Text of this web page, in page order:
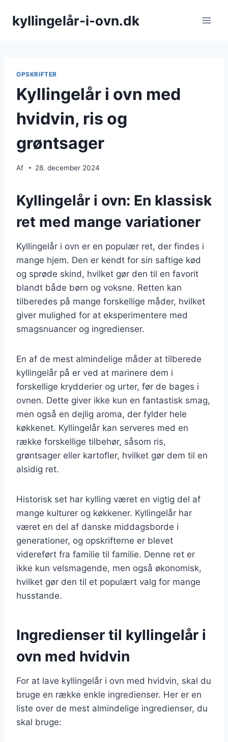
kyllingelår-i-ovn.dk
OPSKRIFTER
Kyllingelår i ovn med
hvidvin, ris og
grøntsager
Af 28. december 2024
Kyllingelår i ovn: En klassisk
ret med mange variationer
Kyllingelår i ovn er en populær ret, der findes i
mange hjem. Den er kendt for sin saftige kød
og sprøde skind, hvilket gør den til en favorit
blandt både børn og voksne. Retten kan
tilberedes på mange forskellige måder, hvilket
giver mulighed for at eksperimentere med
smagsnuancer og ingredienser.
En af de mest almindelige måder at tilberede
kyllingelår på er ved at marinere dem i
forskellige krydderier og urter, før de bages i
ovnen. Dette giver ikke kun en fantastisk smag,
men også en dejlig aroma, der fylder hele
køkkenet. Kyllingelår kan serveres med en
række forskellige tilbehør, såsom ris,
grøntsager eller kartofler, hvilket gør dem til en
alsidig ret.
Historisk set har kylling været en vigtig del af
mange kulturer og køkkener. Kyllingelår har
været en del af danske middagsborde i
generationer, og opskrifterne er blevet
videreført fra familie til familie. Denne ret er
ikke kun velsmagende, men også økonomisk,
hvilket gør den til et populært valg for mange
husstande.
Ingredienser til kyllingelår i
ovn med hvidvin
For at lave kyllingelår i ovn med hvidvin, skal du
bruge en række enkle ingredienser. Her er en
liste over de mest almindelige ingredienser, du
skal bruge: